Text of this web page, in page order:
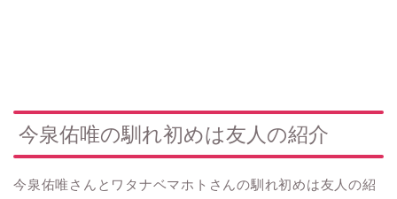
今泉佑唯の馴れ初めは友人の紹介
今泉佑唯さんとワタナベマホトさんの馴れ初めは友人の紹